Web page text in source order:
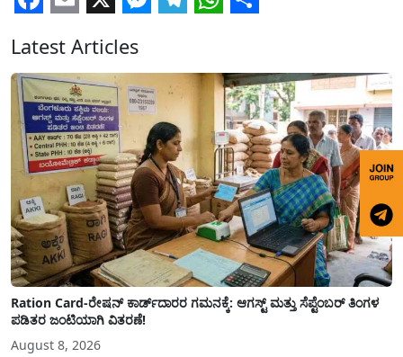
Facebook
Email
X Messenger
Telegram
WhatsApp
Share
Latest Articles
Ration Card-ರೇಷನ್ ಕಾರ್ಡ್‍ದಾರರ ಗಮನಕ್ಕೆ: ಆಗಸ್ಟ್ ಮತ್ತು ಸೆಪ್ಟೆಂಬರ್ ತಿಂಗಳ
ಪಡಿತರ ಜಂಟಿಯಾಗಿ ವಿತರಣೆ!
August 8, 2026